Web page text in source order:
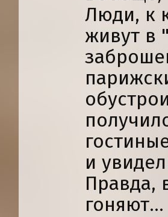
Люди, к
живут в
и
Правда,
гоняют...